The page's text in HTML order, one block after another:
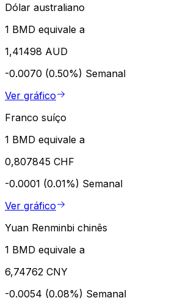
Dólar australiano
1 BMD equivale a
1,41498 AUD
-0.0070 (0.50%) Semanal
Ver gráfico
Franco suíço
1 BMD equivale a
0,807845 CHF
-0.0001 (0.01%) Semanal
Ver gráfico
Yuan Renminbi chinês
1 BMD equivale a
6,74762 CNY
-0.0054 (0.08%) Semanal